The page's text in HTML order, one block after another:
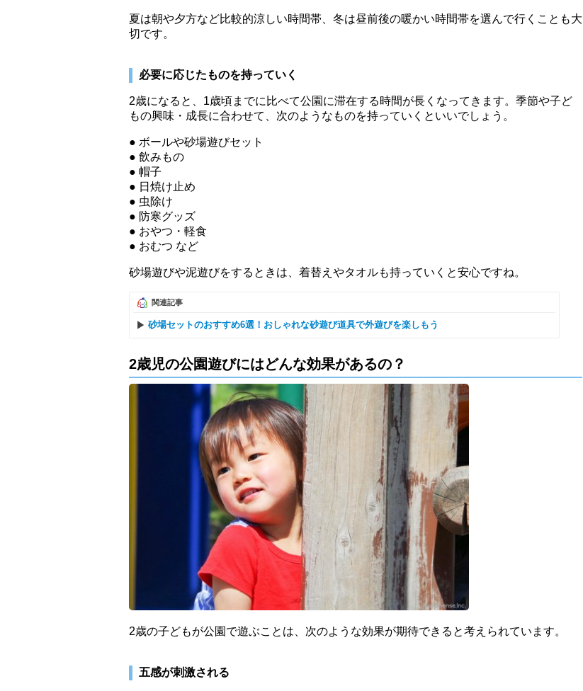
夏は朝や夕方など比較的涼しい時間帯、冬は昼前後の暖かい時間帯を選んで行くことも大
切です。
必要に応じたものを持っていく
2歳になると、1歳頃までに比べて公園に滞在する時間が長くなってきます。季節や子ど
もの興味・成長に合わせて、次のようなものを持っていくといいでしょう。
ボールや砂場遊びセット
飲みもの
帽子
日焼け止め
虫除け
防寒グッズ
おやつ・軽食
おむつ など
砂場遊びや泥遊びをするときは、着替えやタオルも持っていくと安心ですね。
関連記事
砂場セットのおすすめ6選！おしゃれな砂遊び道具で外遊びを楽しもう
2歳児の公園遊びにはどんな効果があるの？
2歳の子どもが公園で遊ぶことは、次のような効果が期待できると考えられています。
五感が刺激される